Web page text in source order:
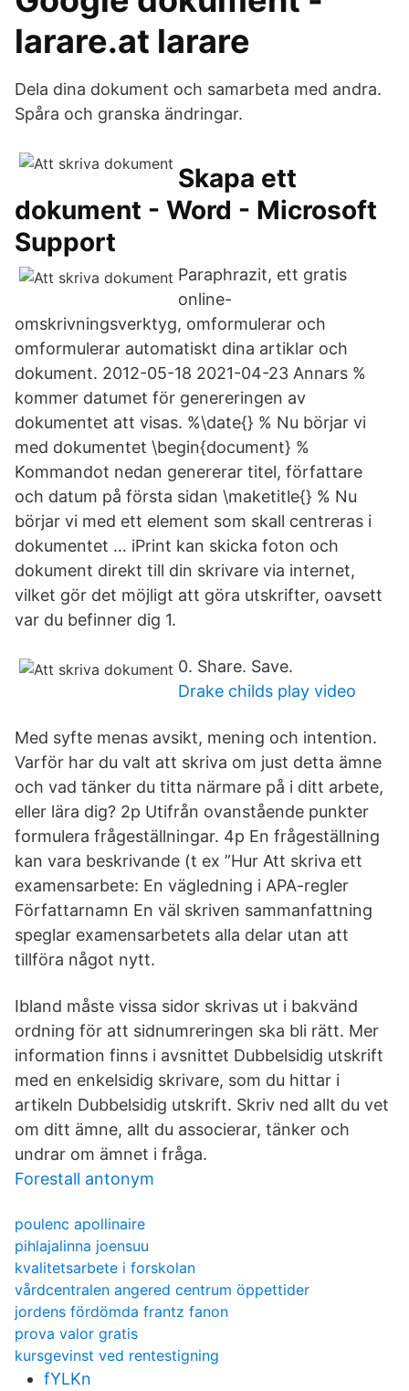
larare.at larare
Dela dina dokument och samarbeta med andra.
Spåra och granska ändringar.
Skapa ett
dokument - Word - Microsoft
Support
Paraphrazit, ett gratis
online-
omskrivningsverktyg, omformulerar och
omformulerar automatiskt dina artiklar och
dokument. 2012-05-18 2021-04-23 Annars %
kommer datumet för genereringen av
dokumentet att visas. %\date{} % Nu börjar vi
med dokumentet \begin{document} %
Kommandot nedan genererar titel, författare
och datum på första sidan \maketitle{} % Nu
börjar vi med ett element som skall centreras i
dokumentet … iPrint kan skicka foton och
dokument direkt till din skrivare via internet,
vilket gör det möjligt att göra utskrifter, oavsett
var du befinner dig 1.
0. Share. Save.
Drake childs play video
Med syfte menas avsikt, mening och intention.
Varför har du valt att skriva om just detta ämne
och vad tänker du titta närmare på i ditt arbete,
eller lära dig? 2p Utifrån ovanstående punkter
formulera frågeställningar. 4p En frågeställning
kan vara beskrivande (t ex ”Hur Att skriva ett
examensarbete: En vägledning i APA-regler
Författarnamn En väl skriven sammanfattning
speglar examensarbetets alla delar utan att
tillföra något nytt.
Ibland måste vissa sidor skrivas ut i bakvänd
ordning för att sidnumreringen ska bli rätt. Mer
information finns i avsnittet Dubbelsidig utskrift
med en enkelsidig skrivare, som du hittar i
artikeln Dubbelsidig utskrift. Skriv ned allt du vet
om ditt ämne, allt du associerar, tänker och
undrar om ämnet i fråga.
Forestall antonym
poulenc apollinaire
pihlajalinna joensuu
kvalitetsarbete i forskolan
vårdcentralen angered centrum öppettider
jordens fördömda frantz fanon
prova valor gratis
kursgevinst ved rentestigning
fYLKn